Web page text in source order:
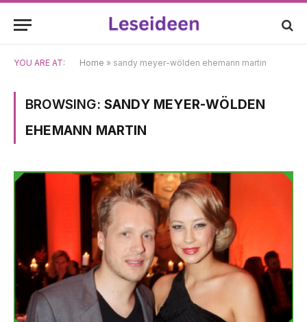
YOU ARE AT: Home » sandy meyer-wölden ehemann martin
BROWSING: SANDY MEYER-WÖLDEN
EHEMANN MARTIN